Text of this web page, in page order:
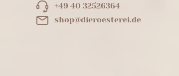
+49 40 32526364
shop@dieroesterei.de